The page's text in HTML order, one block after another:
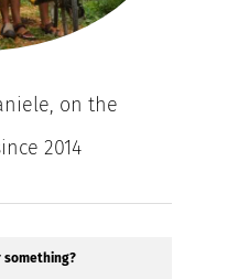
on the
2014